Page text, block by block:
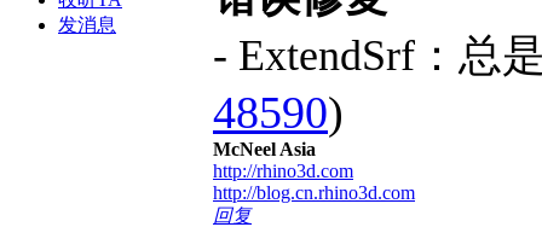
发消息
- ExtendSrf：总
48590)
McNeel Asia
http://rhino3d.com
http://blog.cn.rhino3d.com
回复